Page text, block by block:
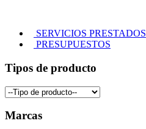
SERVICIOS PRESTADOS
PRESUPUESTOS
Tipos de producto
Marcas